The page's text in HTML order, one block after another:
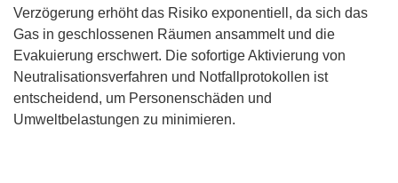
Verzögerung erhöht das Risiko exponentiell, da sich das
Gas in geschlossenen Räumen ansammelt und die
Evakuierung erschwert. Die sofortige Aktivierung von
Neutralisationsverfahren und Notfallprotokollen ist
entscheidend, um Personenschäden und
Umweltbelastungen zu minimieren.